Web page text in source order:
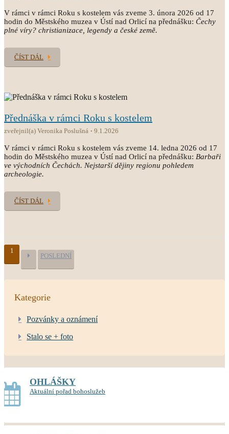
V rámci v rámci Roku s kostelem vás zveme 3. února 2026 od 17
hodin do Městského muzea v Ústí nad Orlicí na přednášku: Čechy
plné víry? christianizace, legendy a české země.
ČÍST DÁL
Přednáška v rámci Roku s kostelem
zveřejnil(a) Veronika Poslušná 9.1.2026
V rámci v rámci Roku s kostelem vás zveme 14. ledna 2026 od 17
hodin do Městského muzea v Ústí nad Orlicí na přednášku: Barbaři
ve východních Čechách. Nejstarší dějiny regionu pohledem
archeologie.
ČÍST DÁL
1
POSLEDNÍ
Kategorie
Pozvánky a oznámení
Stalo se + foto
OHLÁŠKY
Aktuální pořad bohoslužeb